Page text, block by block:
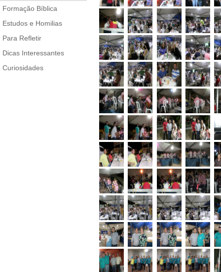
Formação Bíblica
Estudos e Homilias
Para Refletir
Dicas Interessantes
Curiosidades